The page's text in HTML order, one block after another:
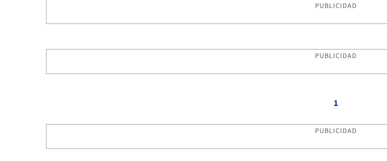
PUBLICIDAD
PUBLICIDAD
1
PUBLICIDAD